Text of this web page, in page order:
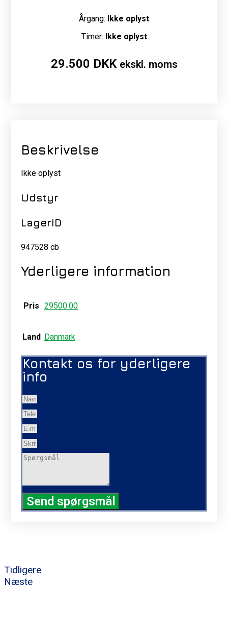
Årgang: Ikke oplyst
Timer: Ikke oplyst
29.500 DKK ekskl. moms
Beskrivelse
Ikke oplyst
Udstyr
LagerID
947528 cb
Yderligere information
Pris 29500.00
Land Danmark
Kontakt os for yderligere
info
Send spørgsmål
Tidligere
Næste